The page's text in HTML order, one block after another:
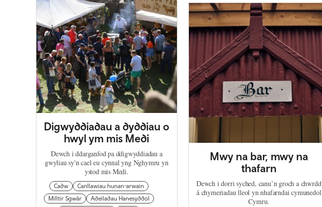
Digwyddiadau a dyddiau o
hwyl ym mis Medi
Dewch i ddarganfod pa ddigwyddiadau a
gwyliau sy'n cael eu cynnal yng Nghymru yn
ystod mis Medi.
Cadw
Canllawiau hunan-arwain
Milltir Sgwâr
Adeiladau Hanesyddol
Mwy na bar, mwy na
thafarn
Dewch i dorri syched, canu’n groch a chwrdd
â chymeriadau lleol yn nhafarndai cymunedol
Cymru.